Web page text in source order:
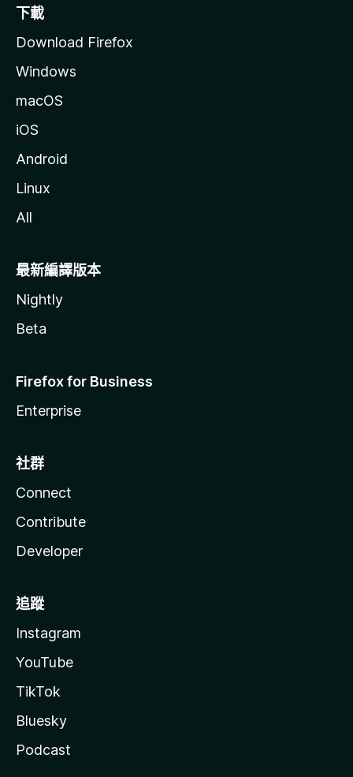
O
f
i
a
l
評
下載
Download Firefox
Windows
macOS
iOS
Android
Linux
All
最新編譯版本
Nightly
Beta
Firefox for Business
Enterprise
社群
Connect
Contribute
Developer
追蹤
Instagram
YouTube
TikTok
Bluesky
Podcast